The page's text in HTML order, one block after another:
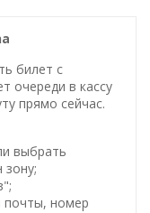
билет с
очереди в кассу
прямо сейчас.
выбрать
почты, номер